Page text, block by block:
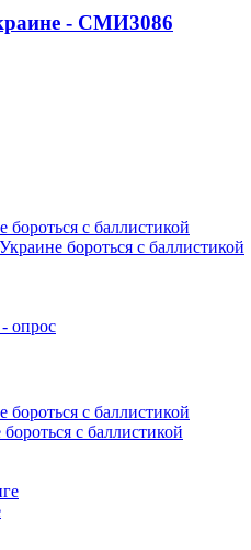
- СМИ3086
бороться с баллистикой
опрос
с баллистикой